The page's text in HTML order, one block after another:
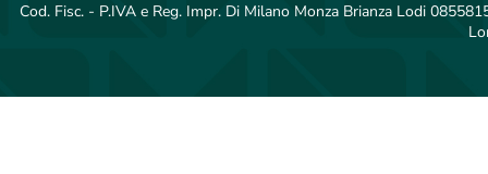
Cod. Fisc. - P.IVA e Reg. Impr. Di Milano Monza Brianza Lodi